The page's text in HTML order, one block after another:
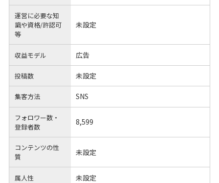
運営に必要な知
識や資格/許認可
等
未設定
収益モデル 広告
投稿数 未設定
集客方法 SNS
フォロワー数・
登録者数
8,599
コンテンツの性
質
未設定
属人性 未設定